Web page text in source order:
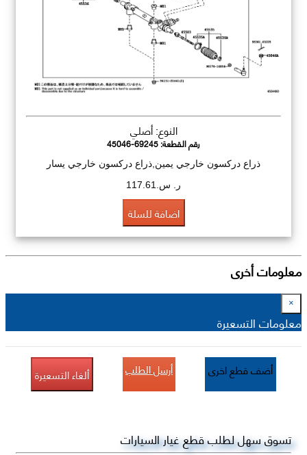
النوع: أصلي
رقم القطعة:45046-69245
ذراع دركسون خارجي يمين,ذراع دركسون خارجي يسار
ر. س.117.61
اضافة للسلة
معلومات أخرى
×
معلومات التسعيرة
أضف قطع اخرى أرسل الطلب ألغاء التسعيرة
تسوق سهل لطلب قطع غيار السيارات